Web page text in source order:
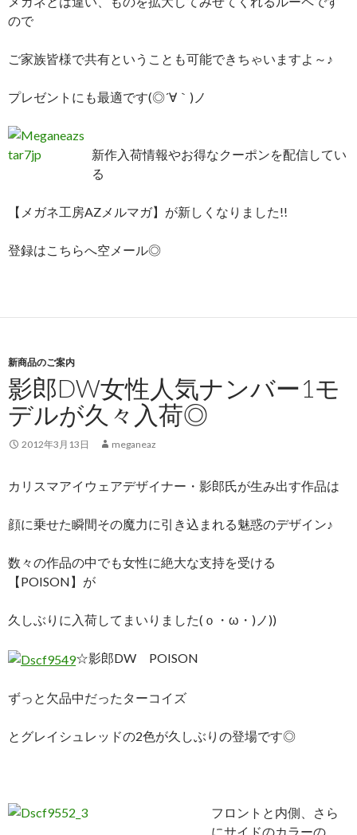
ので
ご家族皆様で共有ということも可能できちゃいますよ～♪
プレゼントにも最適です(◎´∀｀)ノ
新作入荷情報やお得なクーポンを配信してい
る
【メガネ工房AZメルマガ】が新しくなりました!!
登録はこちらへ空メール◎
新商品のご案内
影郎DW女性人気ナンバー1モ
デルが久々入荷◎
2012年3月13日 meganeaz
カリスマアイウェアデザイナー・影郎氏が生み出す作品は
顔に乗せた瞬間その魔力に引き込まれる魅惑のデザイン♪
数々の作品の中でも女性に絶大な支持を受ける
【POISON】が
久しぶりに入荷してまいりました(ｏ・ω・)ノ))
☆影郎DW POISON
ずっと欠品中だったターコイズ
とグレイシュレッドの2色が久しぶりの登場です◎
フロントと内側、さら
にサイドのカラーの